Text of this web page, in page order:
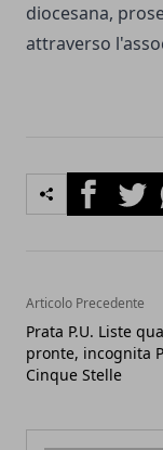
diocesana,
attraverso
Facebook
Articolo Precedente
Prata P.U. Liste
pronte, incognita
Cinque Stelle